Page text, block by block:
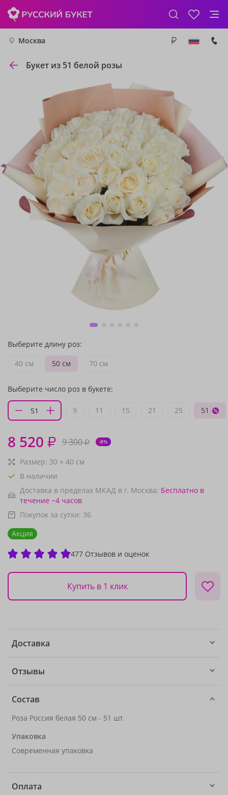
Москва
Букет из 51 белой розы
Выберите длину роз:
40 см
50 см 70 см
Выберите число роз в букете:
9 11 15 21 25 51
8 520 ₽ 9 300₽ -8%
Размер: 30 × 40 см
В наличии
Доставка в пределах МКАД в г. Москва: Бесплатно в
течение ~4 часов
Покупок за сутки: 36
Акция
477 Отзывов и оценок
Купить в 1 клик
Доставка
Отзывы
Состав
Роза Россия белая 50 см - 51 шт.
Упаковка
Современная упаковка
Оплата